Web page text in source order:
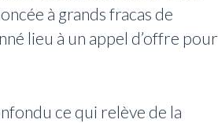
à grands fracas de
lieu à un appel d’offre pour
ce qui relève de la